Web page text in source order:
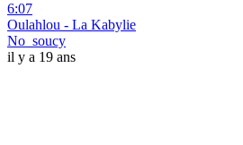
6:07
Oulahlou - La Kabylie
No_soucy
il y a 19 ans